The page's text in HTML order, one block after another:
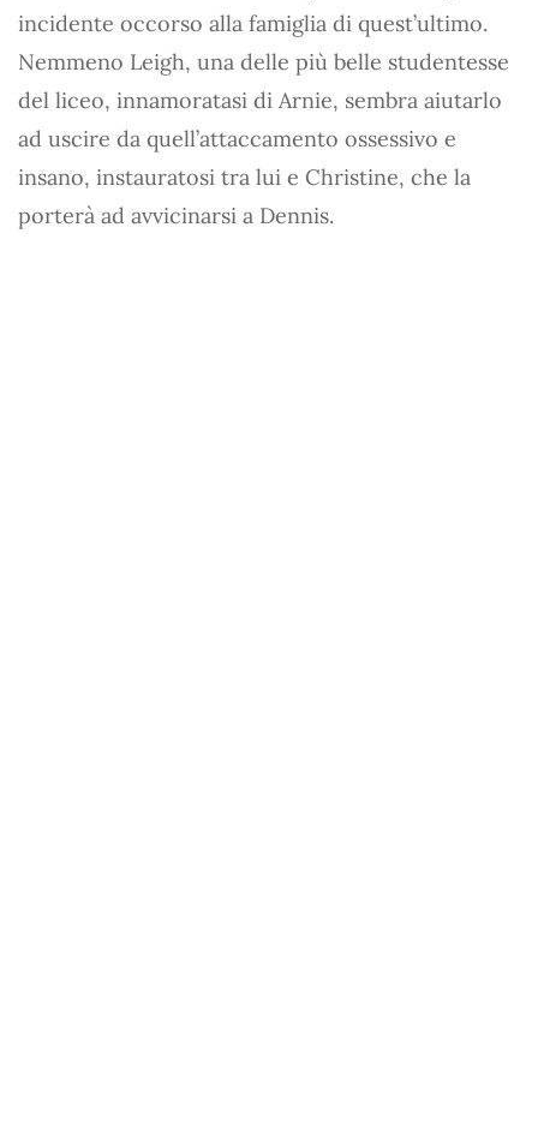
incidente occorso alla famiglia di quest’ultimo.
Nemmeno Leigh, una delle più belle studentesse
del liceo, innamoratasi di Arnie, sembra aiutarlo
ad uscire da quell’attaccamento ossessivo e
insano, instauratosi tra lui e Christine, che la
porterà ad avvicinarsi a Dennis.